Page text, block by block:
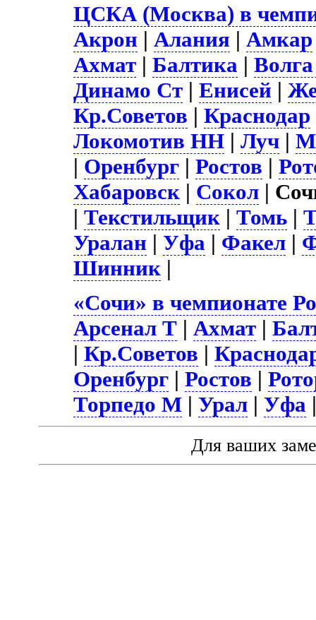
ЦСКА (Москва) в
Акрон |Алания |Амкар
Ахмат |Балтика |
Динамо Ст |Енисей |
Кр.Советов |Краснодар
Локомотив НН |Луч |
| Оренбург |Ростов |
Хабаровск | Сокол |
|Текстильщик |Томь |
Уралан |Уфа | Факел |
Шинник |
«Сочи» в чемпионате
Арсенал Т |Ахмат |
|Кр.Советов |
Оренбург |Ростов |
Торпедо М |Урал |Уфа
Для ваших